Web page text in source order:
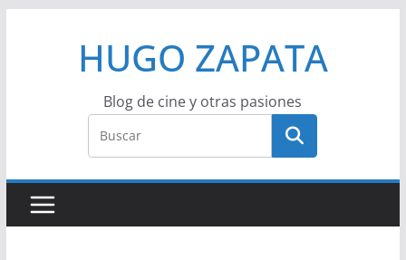
HUGO ZAPATA
Blog de cine y otras pasiones